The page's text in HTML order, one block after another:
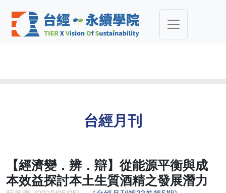
台經月刊
【經濟變．辨．辯】從能源平衡與成
本效益探討本土生質酒精之發展潛力